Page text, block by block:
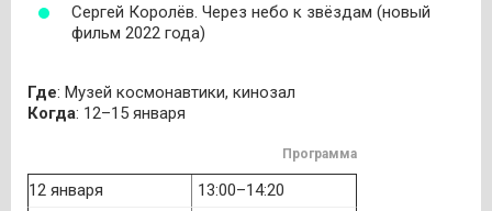
Сергей Королёв. Через небо к звёздам (новый
фильм 2022 года)
Где: Музей космонавтики, кинозал
Когда: 12–15 января
Программа
12 января
13:00–14:20